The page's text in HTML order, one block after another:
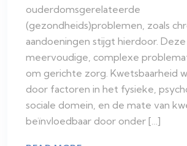
ouderdomsgerelateerde
(gezondheids)problemen, zoals
aandoeningen stijgt hierdoor. Deze
meervoudige, complexe
om gerichte zorg. Kwetsbaarheid
door factoren in het fysieke,
sociale domein, en de mate van
beïnvloedbaar door onder […]